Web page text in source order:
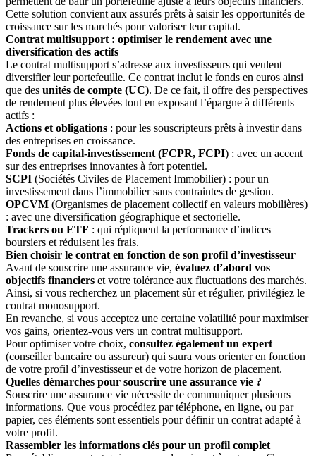
Cette solution convient aux assurés prêts à saisir les opportunités de
croissance sur les marchés pour valoriser leur capital.
Contrat multisupport : optimiser le rendement avec une
diversification des actifs
Le contrat multisupport s’adresse aux investisseurs qui veulent
diversifier leur portefeuille. Ce contrat inclut le fonds en euros ainsi
que des unités de compte (UC). De ce fait, il offre des perspectives
de rendement plus élevées tout en exposant l’épargne à différents
actifs :
Actions et obligations : pour les souscripteurs prêts à investir dans
des entreprises en croissance.
Fonds de capital-investissement (FCPR, FCPI) : avec un accent
sur des entreprises innovantes à fort potentiel.
SCPI (Sociétés Civiles de Placement Immobilier) : pour un
investissement dans l’immobilier sans contraintes de gestion.
OPCVM (Organismes de placement collectif en valeurs mobilières)
: avec une diversification géographique et sectorielle.
Trackers ou ETF : qui répliquent la performance d’indices
boursiers et réduisent les frais.
Bien choisir le contrat en fonction de son profil d’investisseur
Avant de souscrire une assurance vie, évaluez d’abord vos
objectifs financiers et votre tolérance aux fluctuations des marchés.
Ainsi, si vous recherchez un placement sûr et régulier, privilégiez le
contrat monosupport.
En revanche, si vous acceptez une certaine volatilité pour maximiser
vos gains, orientez-vous vers un contrat multisupport.
Pour optimiser votre choix, consultez également un expert
(conseiller bancaire ou assureur) qui saura vous orienter en fonction
de votre profil d’investisseur et de votre horizon de placement.
Quelles démarches pour souscrire une assurance vie ?
Souscrire une assurance vie nécessite de communiquer plusieurs
informations. Que vous procédiez par téléphone, en ligne, ou par
papier, ces éléments sont essentiels pour définir un contrat adapté à
votre profil.
Rassembler les informations clés pour un profil complet